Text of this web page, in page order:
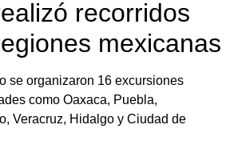
recorridos
mexicanas
se organizaron 16 excursiones
como Oaxaca, Puebla,
Veracruz, Hidalgo y Ciudad de